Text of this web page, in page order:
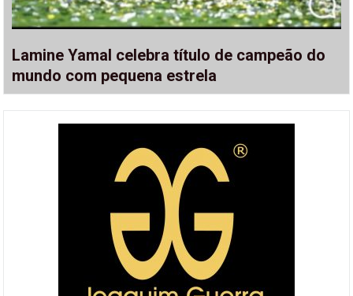
Lamine Yamal celebra título de campeão do
mundo com pequena estrela